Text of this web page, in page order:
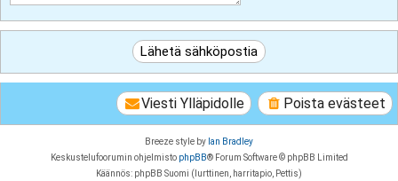
Poista evästeet
Viesti Ylläpidolle
Breeze style by Ian Bradley
Keskustelufoorumin ohjelmisto phpBB® Forum Software © phpBB Limited
Käännös: phpBB Suomi (lurttinen, harritapio, Pettis)